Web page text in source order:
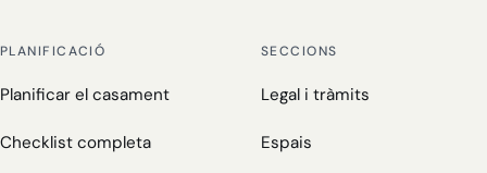
PLANIFICACIÓ
Planificar el casament
Checklist completa
SECCIONS
Legal i tràmits
Espais